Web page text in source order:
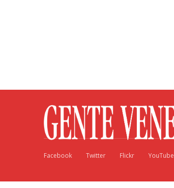
Facebook Twitter Flickr YouTube